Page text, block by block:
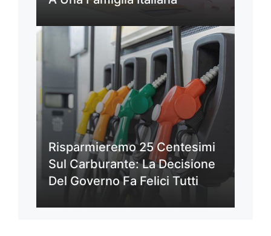
Risparmieremo 25 Centesimi
Sul Carburante: La Decisione
Del Governo Fa Felici Tutti